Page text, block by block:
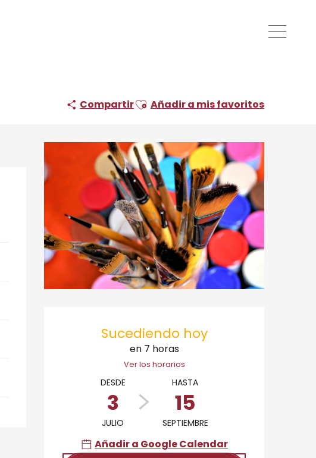
CompartirAjouter aux favoris
Añadir a mis favoritos
Sucediendo hoy
en 7 horas
Ver los horarios
DESDE
3
JULIO
HASTA
15
SEPTIEMBRE
Añadir a Google Calendar